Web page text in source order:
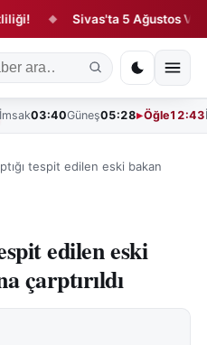
◆ Sivas'ta 5 Ağustos Vefat
İmsak03:40Güneş05:28 Öğle12:43
tespit edilen eski bakan
edilen eski
çarptırıldı